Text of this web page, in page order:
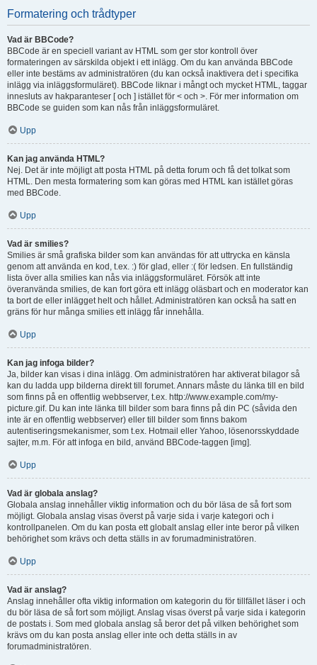
Formatering och trådtyper
Vad är BBCode?
BBCode är en speciell variant av HTML som ger stor kontroll över
formateringen av särskilda objekt i ett inlägg. Om du kan använda BBCode
eller inte bestäms av administratören (du kan också inaktivera det i specifika
inlägg via inläggsformuläret). BBCode liknar i mångt och mycket HTML, taggar
innesluts av hakparanteser [ och ] istället för < och >. För mer information om
BBCode se guiden som kan nås från inläggsformuläret.
Upp
Kan jag använda HTML?
Nej. Det är inte möjligt att posta HTML på detta forum och få det tolkat som
HTML. Den mesta formatering som kan göras med HTML kan istället göras
med BBCode.
Upp
Vad är smilies?
Smilies är små grafiska bilder som kan användas för att uttrycka en känsla
genom att använda en kod, t.ex. :) för glad, eller :( för ledsen. En fullständig
lista över alla smilies kan nås via inläggsformuläret. Försök att inte
överanvända smilies, de kan fort göra ett inlägg oläsbart och en moderator kan
ta bort de eller inlägget helt och hållet. Administratören kan också ha satt en
gräns för hur många smilies ett inlägg får innehålla.
Upp
Kan jag infoga bilder?
Ja, bilder kan visas i dina inlägg. Om administratören har aktiverat bilagor så
kan du ladda upp bilderna direkt till forumet. Annars måste du länka till en bild
som finns på en offentlig webbserver, t.ex. http://www.example.com/my-
picture.gif. Du kan inte länka till bilder som bara finns på din PC (såvida den
inte är en offentlig webbserver) eller till bilder som finns bakom
autentiseringsmekanismer, som t.ex. Hotmail eller Yahoo, lösenorsskyddade
sajter, m.m. För att infoga en bild, använd BBCode-taggen [img].
Upp
Vad är globala anslag?
Globala anslag innehåller viktig information och du bör läsa de så fort som
möjligt. Globala anslag visas överst på varje sida i varje kategori och i
kontrollpanelen. Om du kan posta ett globalt anslag eller inte beror på vilken
behörighet som krävs och detta ställs in av forumadministratören.
Upp
Vad är anslag?
Anslag innehåller ofta viktig information om kategorin du för tillfället läser i och
du bör läsa de så fort som möjligt. Anslag visas överst på varje sida i kategorin
de postats i. Som med globala anslag så beror det på vilken behörighet som
krävs om du kan posta anslag eller inte och detta ställs in av
forumadministratören.